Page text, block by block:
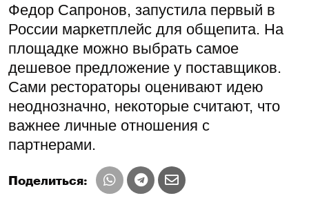
Федор Сапронов, запустила первый в
России маркетплейс для общепита. На
площадке можно выбрать самое
дешевое предложение у поставщиков.
Сами рестораторы оценивают идею
неоднозначно, некоторые считают, что
важнее личные отношения с
партнерами.
Поделиться: